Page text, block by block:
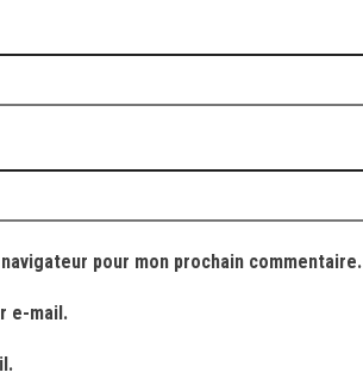
pour mon prochain commentaire.
e-mail.